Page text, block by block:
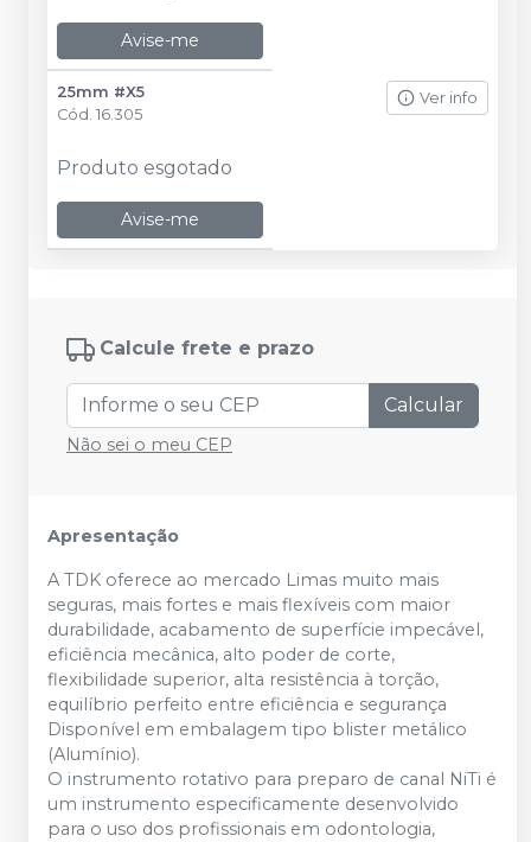
Avise-me
25mm #X5
Cód. 16.305
Ver info
Produto esgotado
Avise-me
Calcule frete e prazo
Calcular
Não sei o meu CEP
Apresentação
A TDK oferece ao mercado Limas muito mais
seguras, mais fortes e mais flexíveis com maior
durabilidade, acabamento de superfície impecável,
eficiência mecânica, alto poder de corte,
flexibilidade superior, alta resistência à torção,
equilíbrio perfeito entre eficiência e segurança
Disponível em embalagem tipo blister metálico
(Alumínio).
O instrumento rotativo para preparo de canal NiTi é
um instrumento especificamente desenvolvido
para o uso dos profissionais em odontologia,